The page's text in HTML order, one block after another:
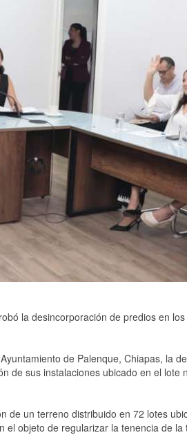
la desincorporación de predios en
de Palenque, Chiapas, la
de sus instalaciones ubicado en el
un terreno distribuido en 72 lotes
el objeto de regularizar la tenencia de la